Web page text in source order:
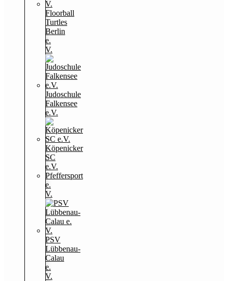
Floorball
Turtles
Berlin
e.
V.
Judoschule
Falkensee
e.V.
Köpenicker
SC
e.V.
Pfeffersport
e.
V.
PSV
Lübbenau-
Calau
e.
V.